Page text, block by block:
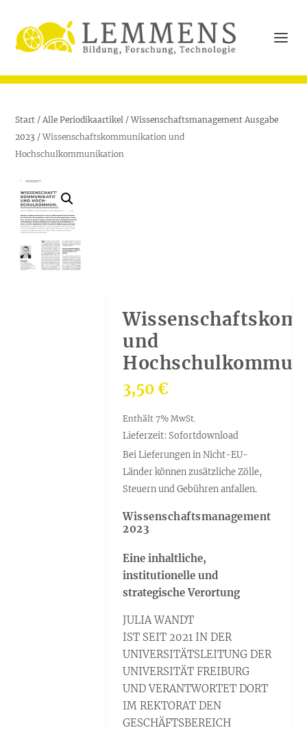
Start /Alle Periodikaartikel /Wissenschaftsmanagement Ausgabe
2023 / Wissenschaftskommunikation und
Hochschulkommunikation
und
3,50€
Enthält 7% MwSt.
Lieferzeit: Sofortdownload
Bei Lieferungen in Nicht-EU-
Länder können zusätzliche Zölle,
Steuern und Gebühren anfallen.
Wissenschaftsmanagement
2023
Eine inhaltliche,
institutionelle und
strategische Verortung
JULIA WANDT
IST SEIT 2021 IN DER
UNIVERSITÄTSLEITUNG DER
UNIVERSITÄT FREIBURG
UND VERANTWORTET DORT
IM REKTORAT DEN
GESCHÄFTSBEREICH